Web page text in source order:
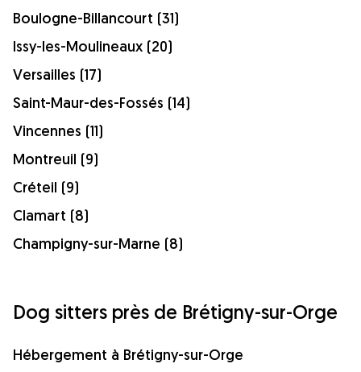
Boulogne-Billancourt (31)
Issy-les-Moulineaux (20)
Versailles (17)
Saint-Maur-des-Fossés (14)
Vincennes (11)
Montreuil (9)
Créteil (9)
Clamart (8)
Champigny-sur-Marne (8)
Dog sitters près de Brétigny-sur-Orge
Hébergement à Brétigny-sur-Orge